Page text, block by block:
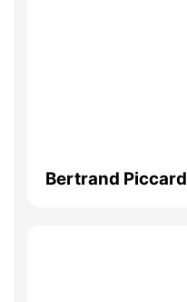
Bertrand Piccard